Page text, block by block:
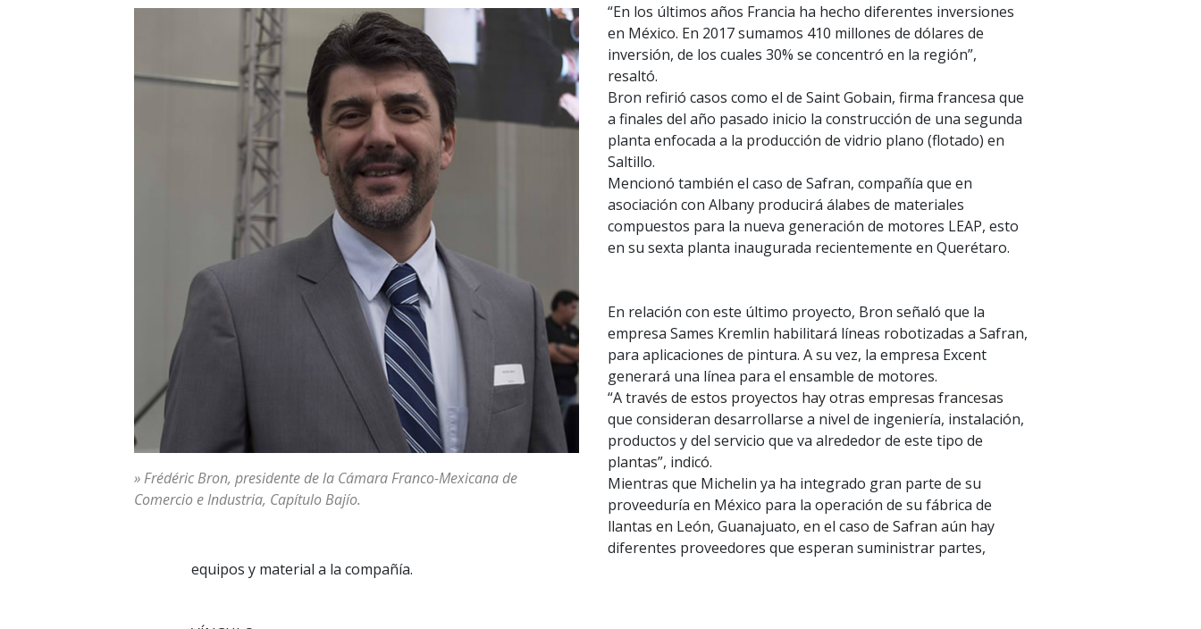
» Frédéric Bron, presidente de la Cámara Franco-Mexicana de
Comercio e Industria, Capítulo Bajío.
“En los últimos años Francia ha hecho diferentes inversiones
en México. En 2017 sumamos 410 millones de dólares de
inversión, de los cuales 30% se concentró en la región”,
resaltó.
Bron refirió casos como el de Saint Gobain, firma francesa que
a finales del año pasado inicio la construcción de una segunda
planta enfocada a la producción de vidrio plano (flotado) en
Saltillo.
Mencionó también el caso de Safran, compañía que en
asociación con Albany producirá álabes de materiales
compuestos para la nueva generación de motores LEAP, esto
en su sexta planta inaugurada recientemente en Querétaro.
En relación con este último proyecto, Bron señaló que la
empresa Sames Kremlin habilitará líneas robotizadas a Safran,
para aplicaciones de pintura. A su vez, la empresa Excent
generará una línea para el ensamble de motores.
“A través de estos proyectos hay otras empresas francesas
que consideran desarrollarse a nivel de ingeniería, instalación,
productos y del servicio que va alrededor de este tipo de
plantas”, indicó.
Mientras que Michelin ya ha integrado gran parte de su
proveeduría en México para la operación de su fábrica de
llantas en León, Guanajuato, en el caso de Safran aún hay
diferentes proveedores que esperan suministrar partes,
equipos y material a la compañía.